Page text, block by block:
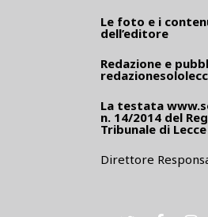
Le foto e i
dell’editore
Redazione e
La testata
n. 14/2014 del
Tribunale di
Direttore